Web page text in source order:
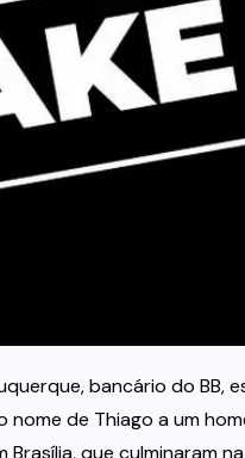
bancário do BB,
nome de Thiago a um
Brasília, que culminaram